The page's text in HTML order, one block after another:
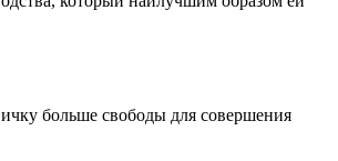
больше свободы для совершения